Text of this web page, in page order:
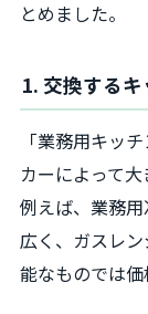
とめました。
1. 交換する
「業務用キッ
カーによって大
例えば、業務
広く、ガスレ
能なものでは価